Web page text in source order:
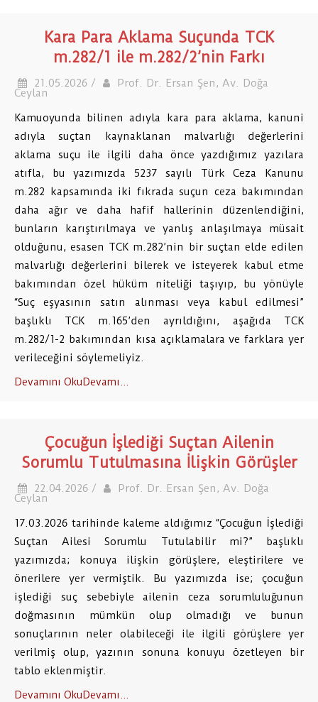
Kara Para Aklama Suçunda TCK
m.282/1 ile m.282/2’nin Farkı
21.05.2026 / Prof. Dr. Ersan Şen, Av. Doğa
Ceylan
Kamuoyunda bilinen adıyla kara para aklama, kanuni
adıyla suçtan kaynaklanan malvarlığı değerlerini
aklama suçu ile ilgili daha önce yazdığımız yazılara
atıfla, bu yazımızda 5237 sayılı Türk Ceza Kanunu
m.282 kapsamında iki fıkrada suçun ceza bakımından
daha ağır ve daha hafif hallerinin düzenlendiğini,
bunların karıştırılmaya ve yanlış anlaşılmaya müsait
olduğunu, esasen TCK m.282’nin bir suçtan elde edilen
malvarlığı değerlerini bilerek ve isteyerek kabul etme
bakımından özel hüküm niteliği taşıyıp, bu yönüyle
“Suç eşyasının satın alınması veya kabul edilmesi”
başlıklı TCK m.165’den ayrıldığını, aşağıda TCK
m.282/1-2 bakımından kısa açıklamalara ve farklara yer
verileceğini söylemeliyiz.
Devamını OkuDevamı...
Çocuğun İşlediği Suçtan Ailenin
Sorumlu Tutulmasına İlişkin Görüşler
22.04.2026 / Prof. Dr. Ersan Şen, Av. Doğa
Ceylan
17.03.2026 tarihinde kaleme aldığımız “Çocuğun İşlediği
Suçtan Ailesi Sorumlu Tutulabilir mi?” başlıklı
yazımızda; konuya ilişkin görüşlere, eleştirilere ve
önerilere yer vermiştik. Bu yazımızda ise; çocuğun
işlediği suç sebebiyle ailenin ceza sorumluluğunun
doğmasının mümkün olup olmadığı ve bunun
sonuçlarının neler olabileceği ile ilgili görüşlere yer
verilmiş olup, yazının sonuna konuyu özetleyen bir
tablo eklenmiştir.
Devamını OkuDevamı...